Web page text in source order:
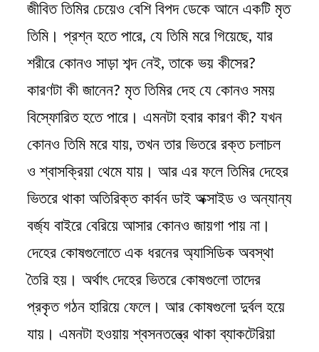
জীবিত তিমির চেয়েও বেশি বিপদ ডেকে আনে একটি মৃত
তিমি। প্রশ্ন হতে পারে, যে তিমি মরে গিয়েছে, যার
শরীরে কোনও সাড়া শব্দ নেই, তাকে ভয় কীসের?
কারণটা কী জানেন? মৃত তিমির দেহ যে কোনও সময়
বিস্ফোরিত হতে পারে। এমনটা হবার কারণ কী? যখন
কোনও তিমি মরে যায়, তখন তার ভিতরে রক্ত চলাচল
ও শ্বাসক্রিয়া থেমে যায়। আর এর ফলে তিমির দেহের
ভিতরে থাকা অতিরিক্ত কার্বন ডাই অক্সাইড ও অন্যান্য
বর্জ্য বাইরে বেরিয়ে আসার কোনও জায়গা পায় না।
দেহের কোষগুলোতে এক ধরনের অ্যাসিডিক অবস্থা
তৈরি হয়। অর্থাৎ দেহের ভিতরে কোষগুলো তাদের
প্রকৃত গঠন হারিয়ে ফেলে। আর কোষগুলো দুর্বল হয়ে
যায়। এমনটা হওয়ায় শ্বসনতন্ত্রে থাকা ব্যাকটেরিয়া